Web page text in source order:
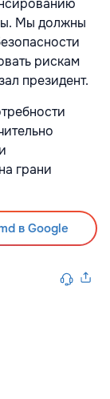
Мы должны
рискам
президент.
грани
в Google